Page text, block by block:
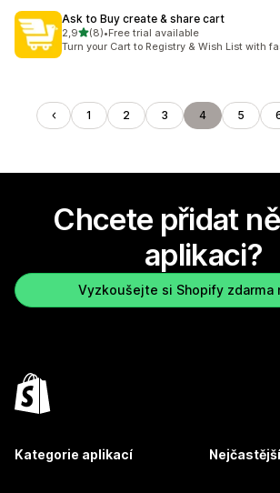
Ask to Buy create & share cart
2,9z 5 hvězd
(8)
Celkový počet recenzí: 8
•Free trial available
Turn your Cart to Registry & Wish List with
1 2 3 4 5
Chcete přidat
aplikaci?
Vyzkoušejte si Shopify zdarma
Kategorie aplikací